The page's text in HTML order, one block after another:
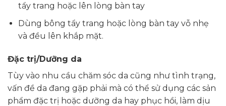
tẩy trang hoặc lên lòng bàn tay
Dùng bông tẩy trang hoặc lòng bàn tay vỗ nhẹ
và đều lên khắp mặt.
Đặc trị/Dưỡng da
Tùy vào nhu cầu chăm sóc da cũng như tình trạng,
vấn đề da đang gặp phải mà có thể sử dụng các sản
phẩm đặc trị hoặc dưỡng da hay phục hồi, làm dịu